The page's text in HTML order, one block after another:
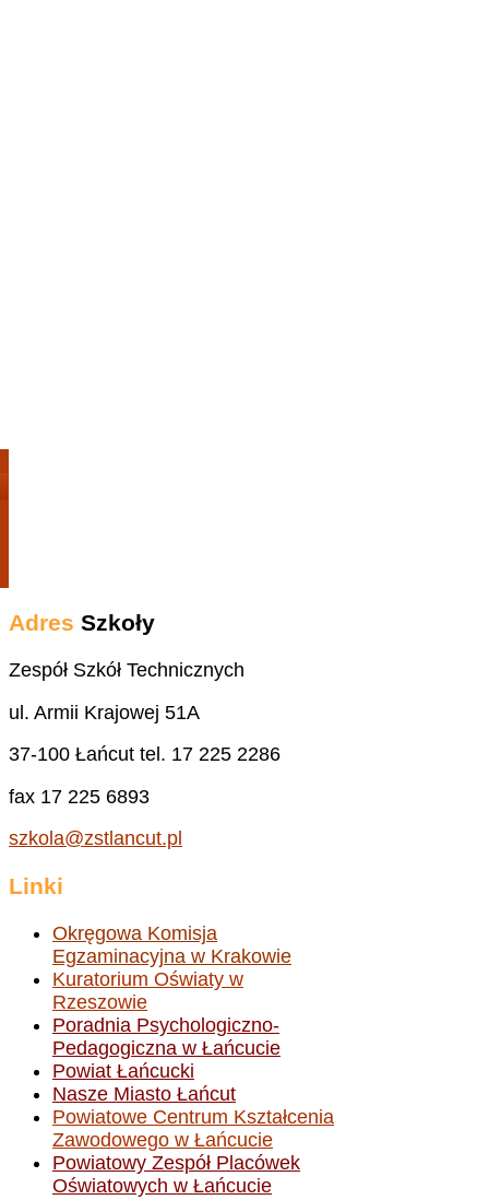
Adres Szkoły
Zespół Szkół Technicznych
ul. Armii Krajowej 51A
37-100 Łańcut tel. 17 225 2286
fax 17 225 6893
szkola@zstlancut.pl
Linki
Okręgowa Komisja
Egzaminacyjna w Krakowie
Kuratorium Oświaty w
Rzeszowie
Poradnia Psychologiczno-
Pedagogiczna w Łańcucie
Powiat Łańcucki
Nasze Miasto Łańcut
Powiatowe Centrum Kształcenia
Zawodowego w Łańcucie
Powiatowy Zespół Placówek
Oświatowych w Łańcucie